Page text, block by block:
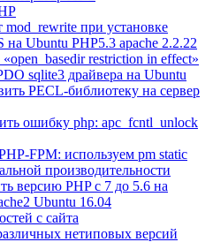
mod_rewrite при установке
на Ubuntu PHP5.3 apache 2.2.22
restriction in effect»
sqlite3 драйвера на Ubuntu
PECL-библиотеку на сервер
ошибку php: apc_fcntl_unlock
FPM: используем pm static
производительности
версию PHP c 7 до 5.6 на
Ubuntu 16.04
с сайта
нетиповых версий